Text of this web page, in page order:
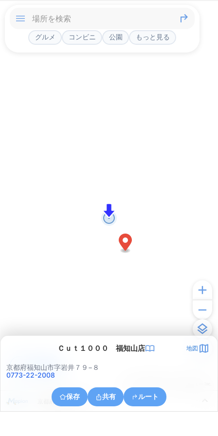
グルメ コンビニ 公園 もっと見る
Ｃｕｔ１０００ 福知山店 地図
京都府福知山市字岩井７９−８
0773-22-2008
保存 共有 ルート
京都府福知山市牧
アプリで見る